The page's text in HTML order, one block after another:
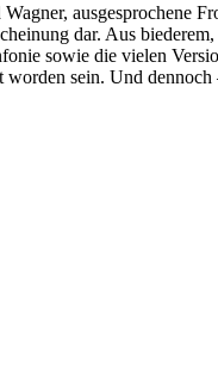
ausgesprochene
dar. Aus
sowie die vielen
sein. Und dennoch